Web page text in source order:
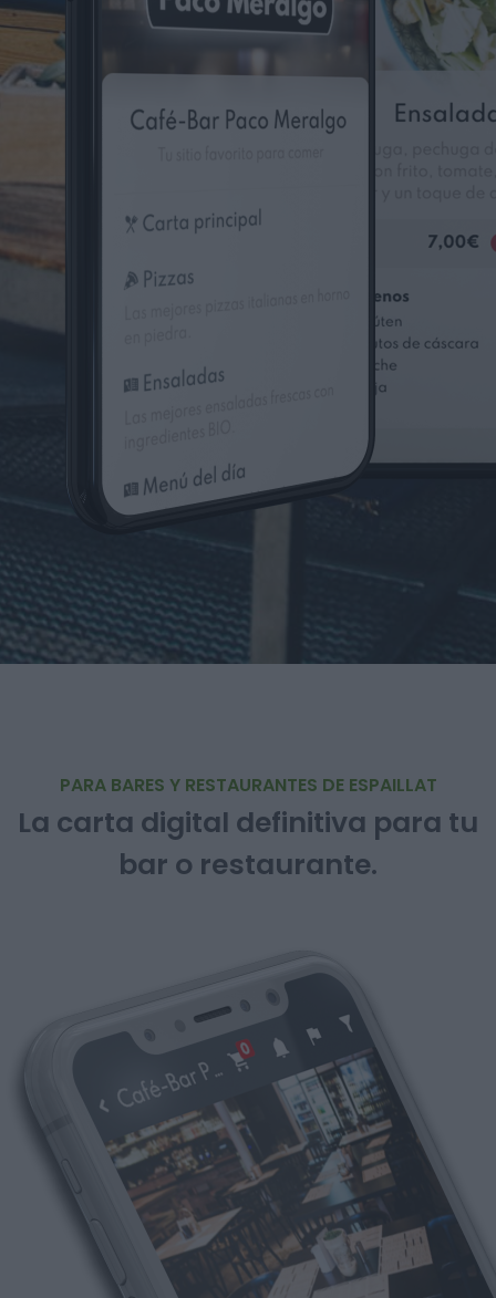
PARA BARES Y RESTAURANTES DE ESPAILLAT
La carta digital definitiva para tu
bar o restaurante.